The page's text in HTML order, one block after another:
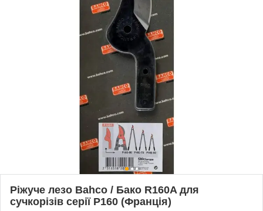
Ріжуче лезо Bahco / Бако R160A для
сучкорізів серії P160 (Франція)